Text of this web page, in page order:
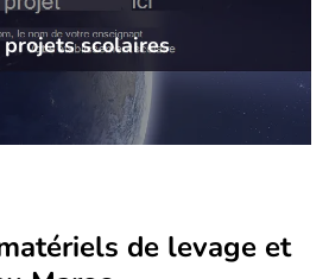
projets scolaires
de levage et